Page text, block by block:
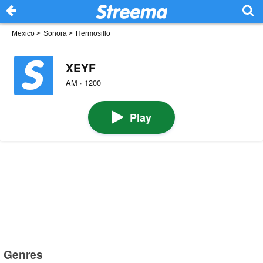
Mexico > Sonora > Hermosillo
XEYF
AM · 1200
Play
Genres